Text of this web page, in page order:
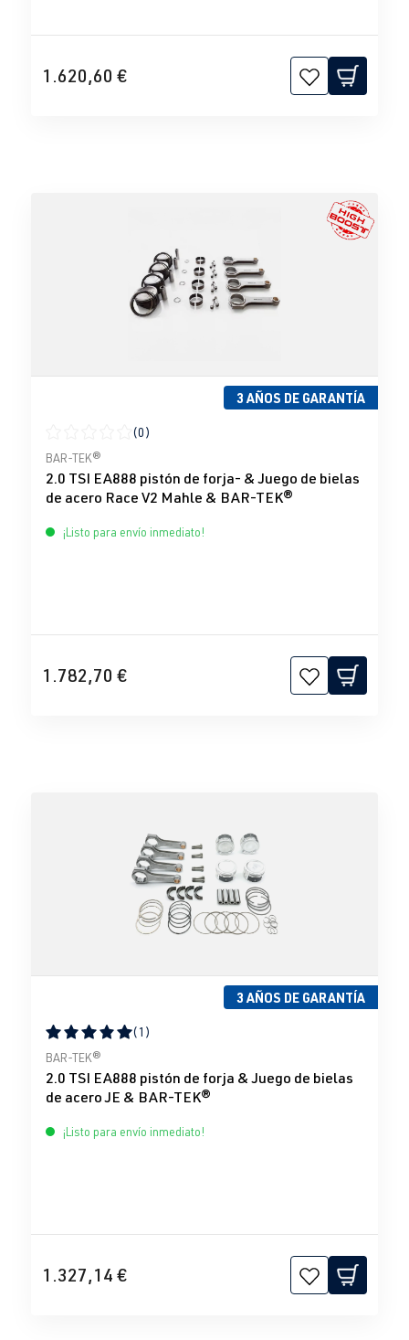
1.620,60 €
3 AÑOS DE GARANTÍA
Calificación promedio de 0 de 5 estrellas
(0)
BAR-TEK®
2.0 TSI EA888 pistón de forja- & Juego de bielas
de acero Race V2 Mahle & BAR-TEK®
¡Listo para envío inmediato!
1.782,70 €
3 AÑOS DE GARANTÍA
Calificación promedio de 5 de 5 estrellas
(1)
BAR-TEK®
2.0 TSI EA888 pistón de forja & Juego de bielas
de acero JE & BAR-TEK®
¡Listo para envío inmediato!
1.327,14 €